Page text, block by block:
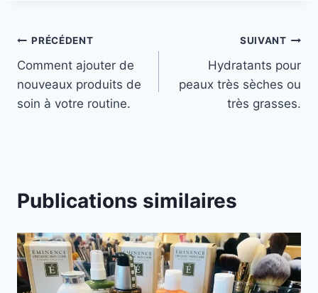
Navigation
de
l’article
PRÉCÉDENT
Comment ajouter de
nouveaux produits de
soin à votre routine.
SUIVANT
Hydratants pour
peaux très sèches ou
très grasses.
Publications similaires